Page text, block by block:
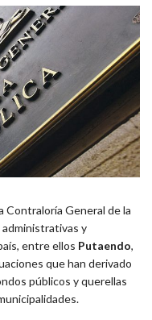
General de la
y
entre ellos Putaendo,
que han derivado
públicos y querellas